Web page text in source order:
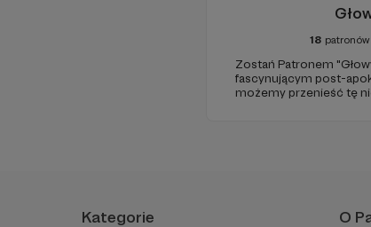
18 patronów
​Zostań Patronem
fascynującym post-
możemy przenieść tę
Kategorie O